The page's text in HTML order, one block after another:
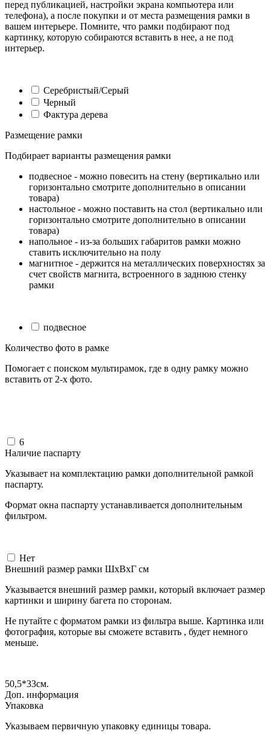
перед публикацией, настройки экрана компьютера или
телефона), а после покупки и от места размещения рамки в
вашем интерьере. Помните, что рамки подбирают под
картинку, которую собираются вставить в нее, а не под
интерьер.
Серебристый/Серый
Черный
Фактура дерева
Размещение рамки
Подбирает варианты размещения рамки
подвесное - можно повесить на стену (вертикально или
горизонтально смотрите дополнительно в описании
товара)
настольное - можно поставить на стол (вертикально или
горизонтально смотрите дополнительно в описании
товара)
напольное - из-за больших габаритов рамки можно
ставить исключительно на полу
магнитное - держится на металлических поверхностях за
счет свойств магнита, встроенного в заднюю стенку
рамки
подвесное
Количество фото в рамке
Помогает с поиском мультирамок, где в одну рамку можно
вставить от 2-х фото.
6
Наличие паспарту
Указывает на комплектацию рамки дополнительной рамкой
паспарту.
Формат окна паспарту устанавливается дополнительным
фильтром.
Нет
Внешний размер рамки ШxВxГ см
Указывается внешний размер рамки, который включает размер
картинки и ширину багета по сторонам.
Не путайте с форматом рамки из фильтра выше. Картинка или
фотография, которые вы сможете вставить , будет немного
меньше.
50,5*33см.
Доп. информация
Упаковка
Указываем первичную упаковку единицы товара.